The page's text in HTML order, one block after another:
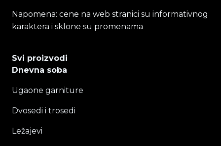
Napomena: cene na web stranici su informativnog
karaktera i sklone su promenama
Svi proizvodi
Dnevna soba
Ugaone garniture
Dvosedi i trosedi
Ležajevi